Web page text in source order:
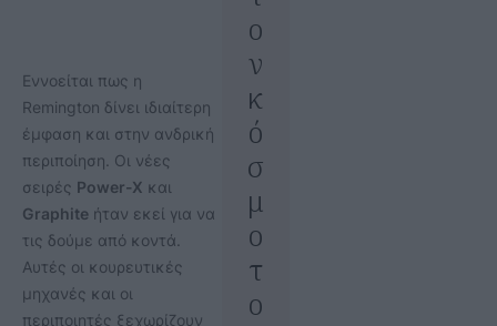
Εννοείται πως η
Remington δίνει ιδιαίτερη
έμφαση και στην ανδρική
περιποίηση. Οι νέες
σειρές Power-X και
Graphite ήταν εκεί για να
τις δούμε από κοντά.
Αυτές οι κουρευτικές
μηχανές και οι
περιποιητές ξεχωρίζουν
ο
ν
κ
ό
σ
μ
ο
τ
ο